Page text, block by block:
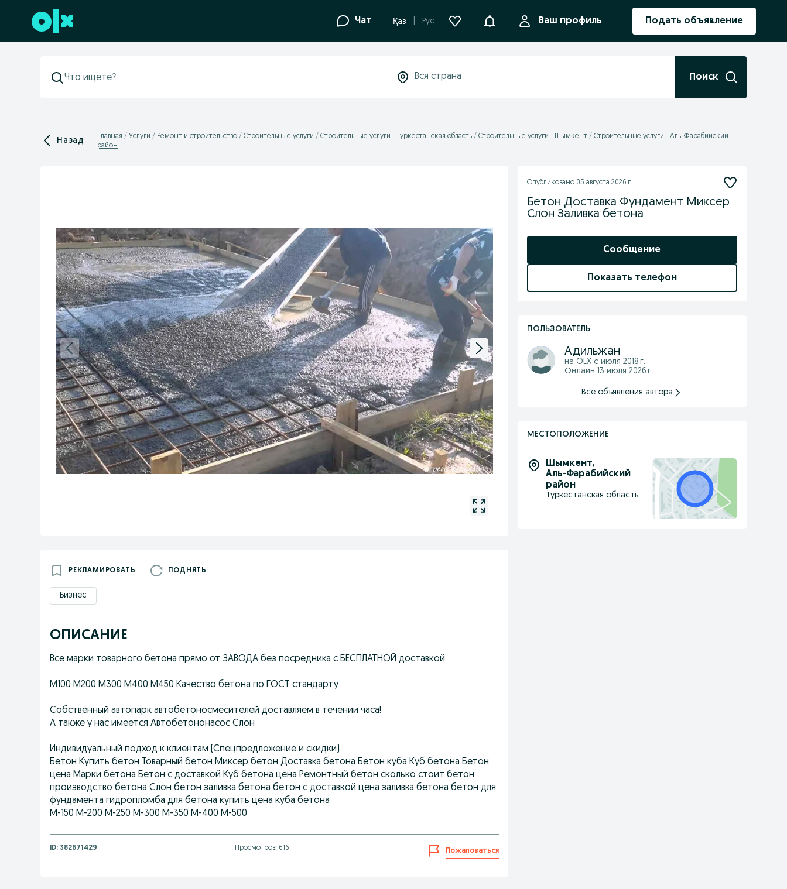
Перейти к нижнему колонтитулу Чат Қаз Рус УведомленияВаш профиль Подать объявление
Поиск
Назад Главная Услуги Ремонт и строительство Cтроительные услуги Cтроительные услуги - Туркестанская область Cтроительные услуги - Шымкент
Cтроительные услуги - Аль-Фарабийский
район
РЕКЛАМИРОВАТЬ ПОДНЯТЬ
Бизнес
ОПИСАНИЕ
Все марки товарного бетона прямо от ЗАВОДА без посредника с БЕСПЛАТНОЙ доставкой
М100 М200 М300 М400 М450 Качество бетона по ГОСТ стандарту
Собственный автопарк автобетоносмесителей доставляем в течении часа!
А также у нас имеется Автобетононасос Слон
Индивидуальный подход к клиентам (Спецпредложение и скидки)
Бетон Купить бетон Товарный бетон Миксер бетон Доставка бетона Бетон куба Куб бетона Бетон
цена Марки бетона Бетон с доставкой Куб бетона цена Ремонтный бетон сколько стоит бетон
производство бетона Слон бетон заливка бетона бетон с доставкой цена заливка бетона бетон для
фундамента гидропломба для бетона купить цена куба бетона
М-150 М-200 М-250 М-300 М-350 М-400 М-500
ID: 382671429 Просмотров: 616 Пожаловаться
Опубликовано 05 августа 2026 г.
Бетон Доставка Фундамент Миксер
Слон Заливка бетона
Сообщение
Показать телефон
ПОЛЬЗОВАТЕЛЬ
Адильжан
на OLX с июля 2018 г.
Онлайн 13 июля 2026 г.
Все объявления автора
МЕСТОПОЛОЖЕНИЕ
Шымкент,
Аль-Фарабийский
район
Туркестанская область